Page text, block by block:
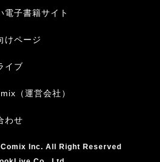
電子書籍サイト
けページ
イブ
（運営会社）
わせ
Comix Inc. All Right Reserved